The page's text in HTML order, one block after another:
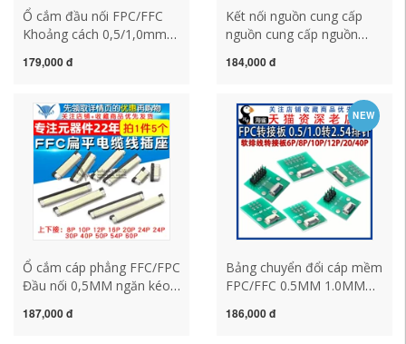
Ổ cắm đầu nối FPC/FFC
Khoảng cách 0,5/1,0mm
nắp lật 4/6/8/10/20~60P
179,000 đ
Kết nối nguồn cung cấp
nguồn cung cấp nguồn
nguồn không thấm nước
184,000 đ
Ổ cắm cáp phẳng FFC/FPC
Đầu nối 0,5MM ngăn kéo
vỏ sò 8/10/20~60P
187,000 đ
NEW
Bảng chuyển đổi cáp mềm
FPC/FFC 0.5MM 1.0MM
hàng pin hàn ghế chuyển
186,000 đ